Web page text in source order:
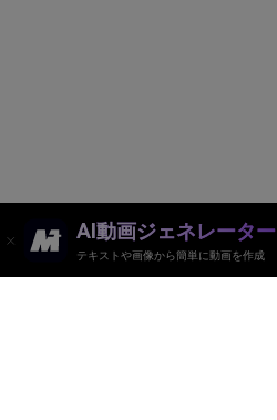
AI動画ジェネレーター
テキストや画像から簡単に動画を作成